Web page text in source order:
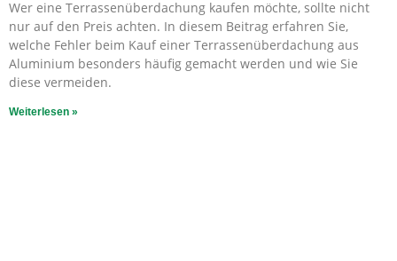
Wer eine Terrassenüberdachung kaufen möchte, sollte nicht
nur auf den Preis achten. In diesem Beitrag erfahren Sie,
welche Fehler beim Kauf einer Terrassenüberdachung aus
Aluminium besonders häufig gemacht werden und wie Sie
diese vermeiden.
Weiterlesen »